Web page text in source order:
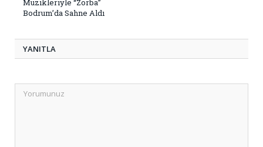
Müzikleriyle “Zorba”
Bodrum’da Sahne Aldı
YANITLA